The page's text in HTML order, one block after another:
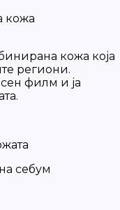
кожа
кожа која
региони.
филм и ја
себум